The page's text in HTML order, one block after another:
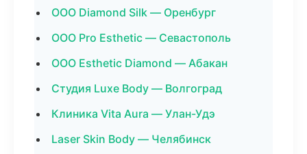
ООО Diamond Silk — Оренбург
ООО Pro Esthetic — Севастополь
ООО Esthetic Diamond — Абакан
Студия Luxe Body — Волгоград
Клиника Vita Aura — Улан-Удэ
Laser Skin Body — Челябинск